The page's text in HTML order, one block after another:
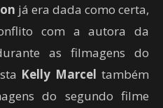
já era dada como certa,
com a autora da
as filmagens do
Kelly Marcel também
do segundo filme